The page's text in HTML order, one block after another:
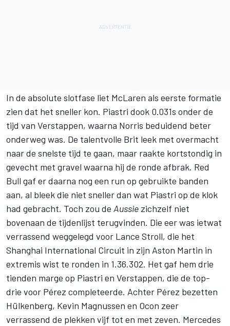
In de absolute slotfase liet McLaren als eerste formatie
zien dat het sneller kon. Piastri dook 0.031s onder de
tijd van Verstappen, waarna Norris beduidend beter
onderweg was. De talentvolle Brit leek met overmacht
naar de snelste tijd te gaan, maar raakte kortstondig in
gevecht met gravel waarna hij de ronde afbrak. Red
Bull gaf er daarna nog een run op gebruikte banden
aan, al bleek die niet sneller dan wat Piastri op de klok
had gebracht. Toch zou de Aussie zichzelf niet
bovenaan de tijdenlijst terugvinden. Die eer was ietwat
verrassend weggelegd voor Lance Stroll, die het
Shanghai International Circuit in zijn Aston Martin in
extremis wist te ronden in 1.36.302. Het gaf hem drie
tienden marge op Piastri en Verstappen, die de top-
drie voor Pérez completeerde. Achter Pérez bezetten
Hülkenberg, Kevin Magnussen en Ocon zeer
verrassend de plekken vijf tot en met zeven. Mercedes